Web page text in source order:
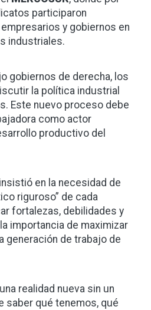
participaron
y gobiernos en
industriales.
gobiernos de derecha, los
la política industrial
Este nuevo proceso debe
como actor
productivo del
en la necesidad de
riguroso” de cada
fortalezas, debilidades y
importancia de maximizar
generación de trabajo de
realidad nueva sin un
saber qué tenemos, qué